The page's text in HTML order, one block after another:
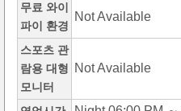
무료 와이
파이 환경
Not Available
스포츠 관
람용 대형
모니터
Not Available